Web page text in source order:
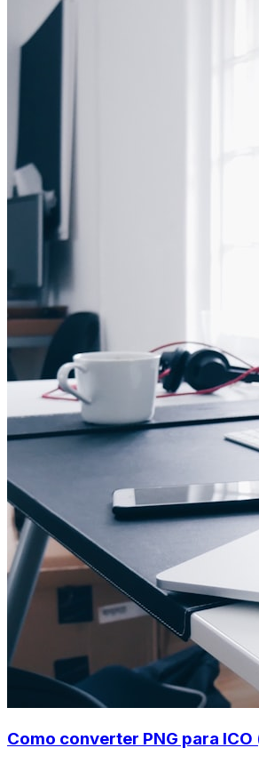
Como converter PNG para ICO